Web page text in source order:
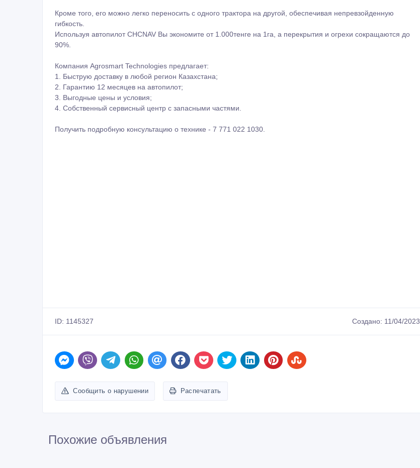
Кроме того, его можно легко переносить с одного трактора на другой, обеспечивая непревзойденную
гибкость.
Используя автопилот CHCNAV Вы экономите от 1.000тенге на 1га, а перекрытия и огрехи сокращаются до
90%.
Компания Agrosmart Technologies предлагает:
1. Быструю доставку в любой регион Казахстана;
2. Гарантию 12 месяцев на автопилот;
3. Выгодные цены и условия;
4. Собственный сервисный центр с запасными частями.
Получить подробную консультацию о технике - 7 771 022 1030.
ID: 1145327 Создано: 11/04/2023
Сообщить о нарушении Распечатать
Похожие объявления